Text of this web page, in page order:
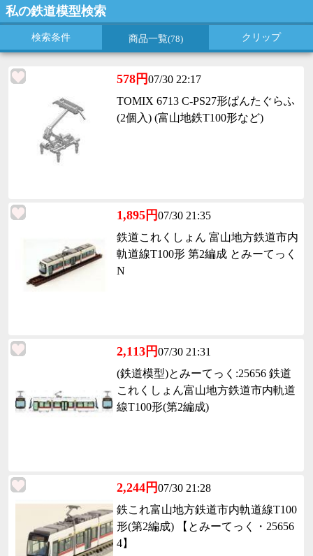
私の鉄道模型検索
検索条件 商品一覧(78) クリップ
578円07/30 22:17
TOMIX 6713 C-PS27形ぱんたぐらふ
(2個入) (富山地鉄T100形など)
1,895円07/30 21:35
鉄道これくしょん 富山地方鉄道市内
軌道線T100形 第2編成 とみーてっく
N
2,113円07/30 21:31
(鉄道模型)とみーてっく:25656 鉄道
これくしょん富山地方鉄道市内軌道
線T100形(第2編成)
2,244円07/30 21:28
鉄これ富山地方鉄道市内軌道線T100
形(第2編成) 【とみーてっく・25656
4】